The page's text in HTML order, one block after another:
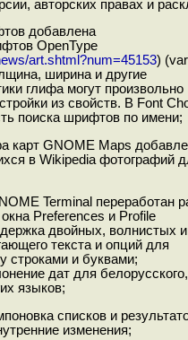
авторских правах и
добавлена
OpenType
art.shtml?num=45153)
ширина и другие
глифа могут произвольно
из свойств. В Font
поиска шрифтов по имени;
карт GNOME Maps
в Wikipedia фотографий
Terminal переработан
Preferences и Profile
двойных, волнистых и
текста и опций для
строками и буквами;
дат для белорусского,
языков;
списков и
изменения;